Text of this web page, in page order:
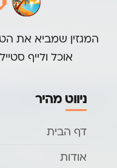
המגזין שמביא את
אוכל ולייף
ניווט מהיר
דף הבית
אודות